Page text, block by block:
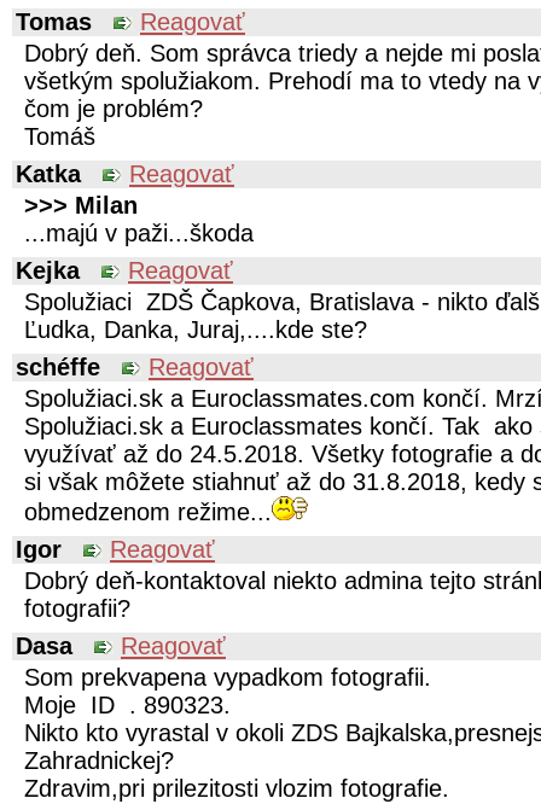
Tomas
Reagovať
Dobrý deň. Som správca triedy a nejde mi
všetkým spolužiakom. Prehodí ma to vtedy na
čom je problém?
Tomáš
Katka
Reagovať
>>> Milan
...majú v paži...škoda
Kejka
Reagovať
Spolužiaci ZDŠ Čapkova, Bratislava - nikto
Ľudka, Danka, Juraj,....kde ste?
schéffe
Reagovať
Spolužiaci.sk a Euroclassmates.com končí.
Spolužiaci.sk a Euroclassmates končí. Tak
využívať až do 24.5.2018. Všetky fotografie a
si však môžete stiahnuť až do 31.8.2018, kedy
obmedzenom režime...
Igor
Reagovať
Dobrý deň-kontaktoval niekto admina tejto
fotografii?
Dasa
Reagovať
Som prekvapena vypadkom fotografii.
Moje ID . 890323.
Nikto kto vyrastal v okoli ZDS
Zahradnickej?
Zdravim,pri prilezitosti vlozim fotografie.